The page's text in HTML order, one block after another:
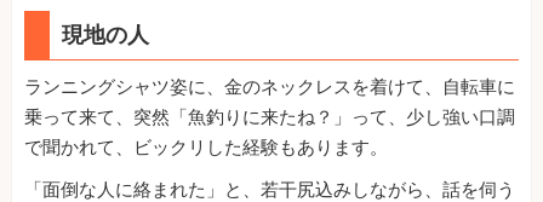
現地の人
ランニングシャツ姿に、金のネックレスを着けて、自転車に
乗って来て、突然「魚釣りに来たね？」って、少し強い口調
で聞かれて、ビックリした経験もあります。
「面倒な人に絡まれた」と、若干尻込みしながら、話を伺う